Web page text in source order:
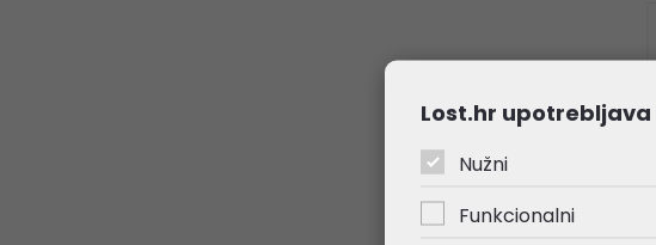
Lost.hr
Nužni
Funkcionalni